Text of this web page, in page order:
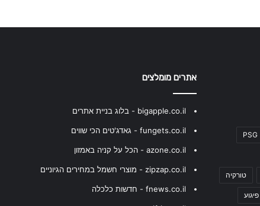
PSG
טורקיה
פיגוע
אתרים מומלצים
bigapple.co.il - בלוג בניית אתרים
fungets.co.il - גאדג'טים הכי שווים
azone.co.il - הכל על קניה באמזון
zipzap.co.il - מוצרי חשמל במחירים הגיוניים
fnews.co.il - חדשות כלכלה